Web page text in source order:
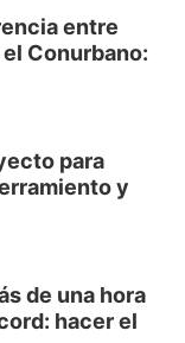
entre
Conurbano:
para
y
de una hora
hacer el